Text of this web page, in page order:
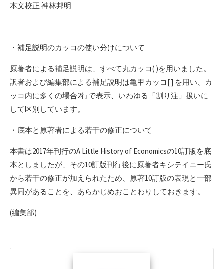
本文校正 神林邦明
・補足説明のカッコの使い分けについて
原著者による補足説明は、すべて丸カッコ( )を用いました。
訳者および編集部による補足説明は亀甲カッコ[ ] を用い、カ
ッコ内に多くの場合2行で表示、いわゆる「割り注」扱いに
して区別しています。
・底本と原著者による若干の修正について
本書は2017年刊行のA Little History of Economicsの10訂版を底
本としましたが、その10訂版刊行後に原著者キシテイニー氏
から若干の修正が加えられたため、原著10訂版の表現と一部
異同があることを、あらかじめおことわりしておきます。
(編集部)